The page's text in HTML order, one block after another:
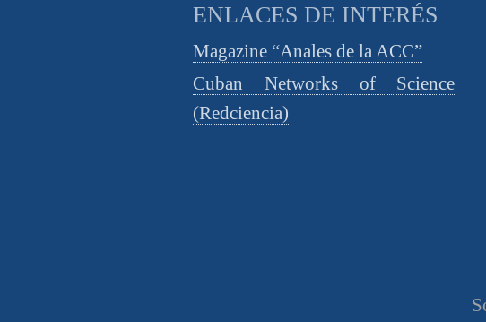
ENLACES DE INTERÉS
Magazine “Anales de la ACC”
Cuban Networks of Science
(Redciencia)